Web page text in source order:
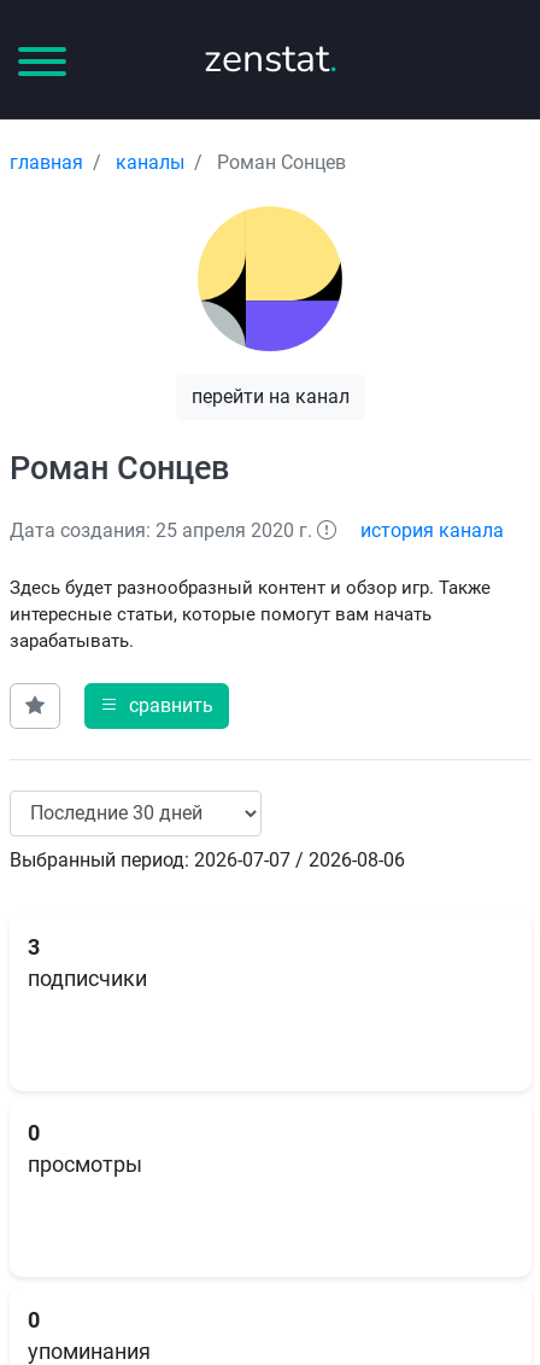
zenstat.
главная каналы Роман Сонцев
перейти на канал
Роман Сонцев
Дата создания: 25 апреля 2020 г. история канала
Здесь будет разнообразный контент и обзор игр. Также
интересные статьи, которые помогут вам начать
зарабатывать.
сравнить
Выбранный период: 2026-07-07 / 2026-08-06
3
подписчики
0
просмотры
0
упоминания